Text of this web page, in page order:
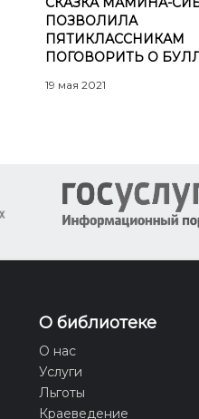
ПОЗВОЛИЛА
ПЯТИКЛАССНИКАМ
ПОГОВОРИТЬ О
19 мая 2021
О библиотеке
О нас
Услуги
Льготы
Краеведение